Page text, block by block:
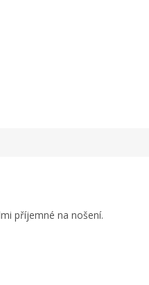
příjemné na nošení.